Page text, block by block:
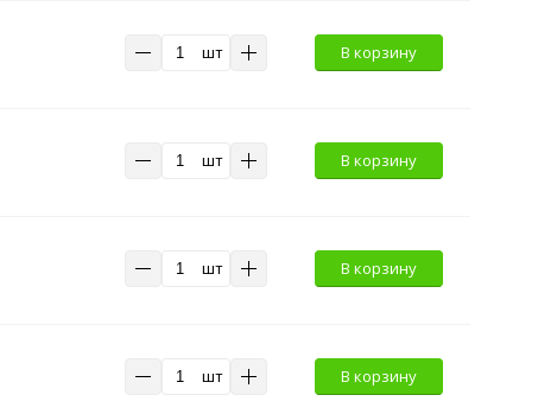
шт В корзину
шт В корзину
шт В корзину
шт В корзину